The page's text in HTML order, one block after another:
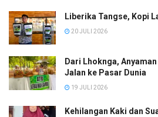
Liberika Tangse, Kopi
20 JULI 2026
Dari Lhoknga,
Jalan ke Pasar Dunia
19 JULI 2026
Kehilangan Kaki dan